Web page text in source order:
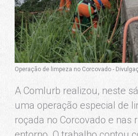
Operação de limpeza no Corcovado -
A Comlurb realizou, neste
uma operação especial de
roçada no Corcovado e nas